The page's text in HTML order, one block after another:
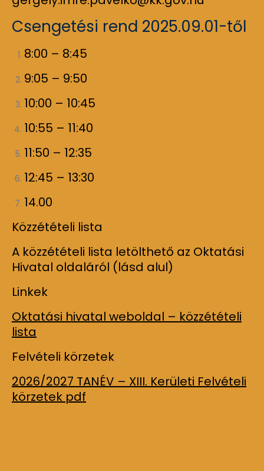
Csengetési rend 2025.09.01-től
8:00 – 8:45
9:05 – 9:50
10:00 – 10:45
10:55 – 11:40
11:50 – 12:35
12:45 – 13:30
14.00
Közzétételi lista
A közzétételi lista letölthető az Oktatási
Hivatal oldaláról (lásd alul)
Linkek
Oktatási hivatal weboldal – közzétételi
lista
Felvételi körzetek
2026/2027 TANÉV – XIII. Kerületi Felvételi
körzetek pdf